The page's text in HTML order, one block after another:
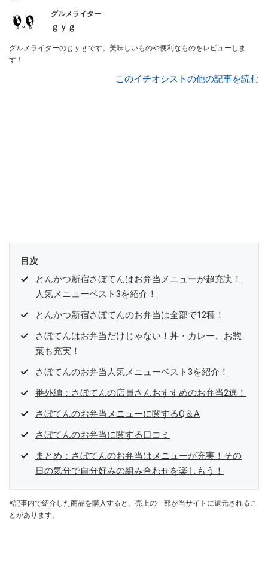
グルメライター
ｇｙｇ
グルメライターのｇｙｇです。美味しいものや便利なものをレビューしま
す！
このイチオシストの他の記事を読む
目次
とんかつ新宿さぼてんはお弁当メニューが超充実！
人気メニューベスト3を紹介！
とんかつ新宿さぼてんのお弁当は全部で12種！
さぼてんはお弁当だけじゃない！丼・カレー、お惣
菜も充実！
さぼてんのお弁当人気メニューベスト3を紹介！
番外編：さぼてんの店員さんおすすめのお弁当2選！
さぼてんのお弁当メニューに関するQ＆A
さぼてんのお弁当に関する口コミ
まとめ：さぼてんのお弁当はメニューが充実！その
日の気分で自分好みの組み合わせを楽しもう！
※記事内で紹介した商品を購入すると、売上の一部が当サイトに還元されるこ
とがあります。